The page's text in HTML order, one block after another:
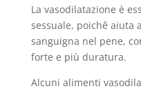
La vasodilatazione è
sessuale, poichê aiuta
sanguigna nel pene,
forte e più duratura.
Alcuni alimenti